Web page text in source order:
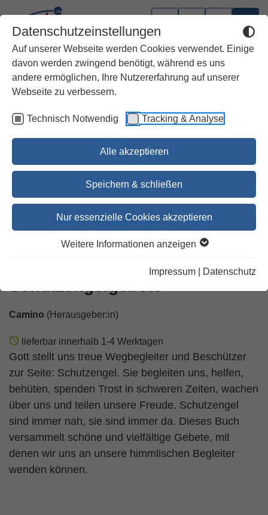
Datenschutzeinstellungen
Auf unserer Webseite werden Cookies verwendet. Einige
davon werden zwingend benötigt, während es uns
andere ermöglichen, Ihre Nutzererfahrung auf unserer
Webseite zu verbessern.
Technisch Notwendig Tracking & Analyse
Alle akzeptieren
Speichern & schließen
Nur essenzielle Cookies akzeptieren
Weitere Informationen anzeigen
Impressum Datenschutz
Camino (Herausgeber:in)
lieferbar innerhalb 1-4 Werktagen
Gott stellt uns treue Wegbegleiter und Beschützer
zur Seite: Schutzengel. Sie begleiten uns, helfen,
behüten, spenden Trost in schweren Zeiten, wachen
über uns und teilen unsere Freude. Schutzengel
sind immer nah, sie sind immer da. Dieses Buch
versammelt schöne und vielfältige Gebete, mit
denen wir uns an unsere himmlischen Begleiter
wenden können.